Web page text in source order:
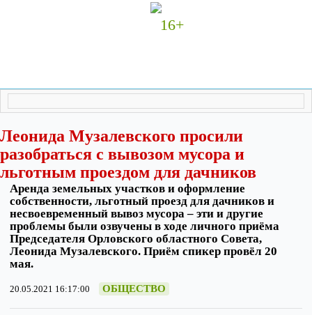
16+
Леонида Музалевского просили
разобраться с вывозом мусора и
льготным проездом для дачников
Аренда земельных участков и оформление
собственности, льготный проезд для дачников и
несвоевременный вывоз мусора – эти и другие
проблемы были озвучены в ходе личного приёма
Председателя Орловского областного Совета,
Леонида Музалевского. Приём спикер провёл 20
мая.
20.05.2021 16:17:00 ОБЩЕСТВО